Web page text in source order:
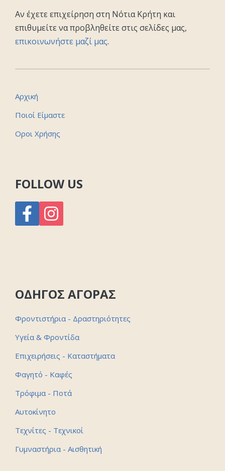
Αν έχετε επιχείρηση στη Νότια Κρήτη και
επιθυμείτε να προβληθείτε στις σελίδες μας,
επικοινωνήστε μαζί μας.
Αρχική
Ποιοί Είμαστε
Οροι Χρήσης
FOLLOW US
ΟΔΗΓΟΣ ΑΓΟΡΑΣ
Φροντιστήρια - Δραστηριότητες
Υγεία & Φροντίδα
Επιχειρήσεις - Καταστήματα
Φαγητό - Καφές
Τρόφιμα - Ποτά
Αυτοκίνητο
Τεχνίτες - Τεχνικοί
Γυμναστήρια - Αισθητική